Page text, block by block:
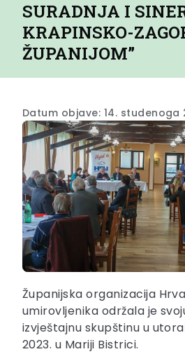
SURADNJA I
KRAPINSKO-
ŽUPANIJOM”
Datum objave: 14. studenoga
Županijska organizacija
umirovljenika održala je
izvještajnu skupštinu u
2023. u Mariji Bistrici.